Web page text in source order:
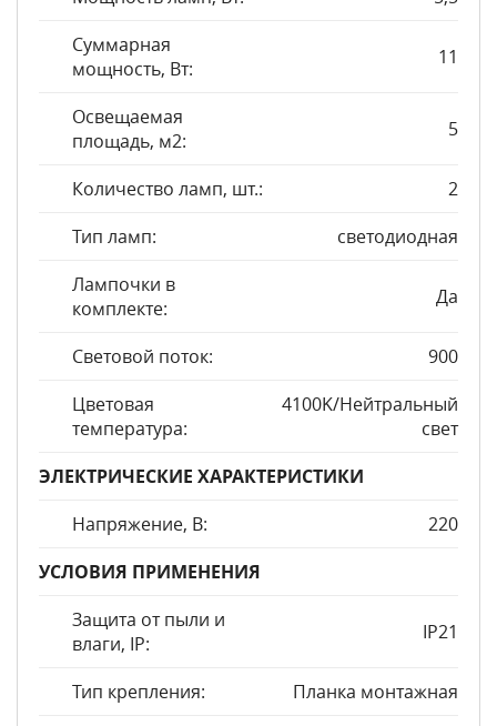
Суммарная
мощность, Вт:
11
Освещаемая
площадь, м2:
5
Количество ламп, шт.:
2
Тип ламп:
светодиодная
Лампочки в
комплекте:
Да
Световой поток:
900
Цветовая
температура:
4100K/Нейтральный
свет
ЭЛЕКТРИЧЕСКИЕ ХАРАКТЕРИСТИКИ
Напряжение, В:
220
УСЛОВИЯ ПРИМЕНЕНИЯ
Защита от пыли и
влаги, IP:
IP21
Тип крепления:
Планка монтажная